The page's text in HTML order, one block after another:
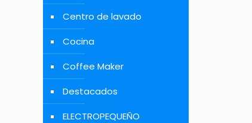
Centro de lavado
Cocina
Coffee Maker
Destacados
ELECTROPEQUEÑO